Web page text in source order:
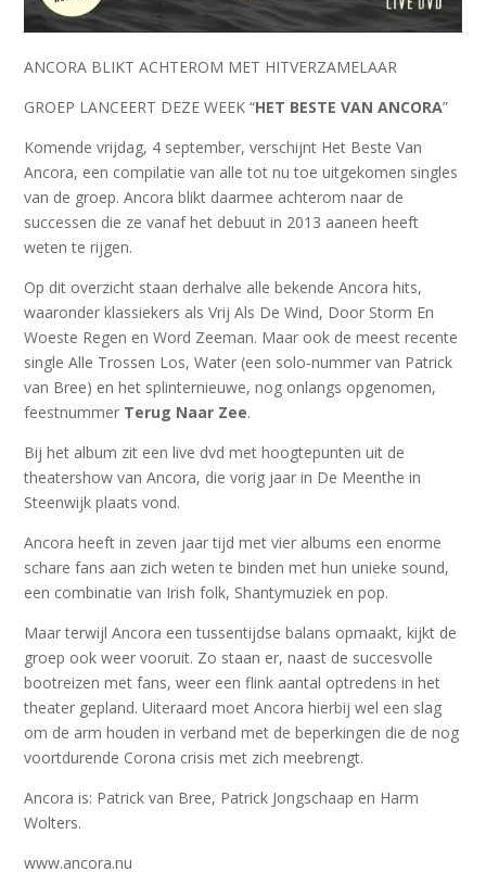
ANCORA BLIKT ACHTEROM MET HITVERZAMELAAR
GROEP LANCEERT DEZE WEEK “HET BESTE VAN ANCORA”
Komende vrijdag, 4 september, verschijnt Het Beste Van
Ancora, een compilatie van alle tot nu toe uitgekomen singles
van de groep. Ancora blikt daarmee achterom naar de
successen die ze vanaf het debuut in 2013 aaneen heeft
weten te rijgen.
Op dit overzicht staan derhalve alle bekende Ancora hits,
waaronder klassiekers als Vrij Als De Wind, Door Storm En
Woeste Regen en Word Zeeman. Maar ook de meest recente
single Alle Trossen Los, Water (een solo-nummer van Patrick
van Bree) en het splinternieuwe, nog onlangs opgenomen,
feestnummer Terug Naar Zee.
Bij het album zit een live dvd met hoogtepunten uit de
theatershow van Ancora, die vorig jaar in De Meenthe in
Steenwijk plaats vond.
Ancora heeft in zeven jaar tijd met vier albums een enorme
schare fans aan zich weten te binden met hun unieke sound,
een combinatie van Irish folk, Shantymuziek en pop.
Maar terwijl Ancora een tussentijdse balans opmaakt, kijkt de
groep ook weer vooruit. Zo staan er, naast de succesvolle
bootreizen met fans, weer een flink aantal optredens in het
theater gepland. Uiteraard moet Ancora hierbij wel een slag
om de arm houden in verband met de beperkingen die de nog
voortdurende Corona crisis met zich meebrengt.
Ancora is: Patrick van Bree, Patrick Jongschaap en Harm
Wolters.
www.ancora.nu